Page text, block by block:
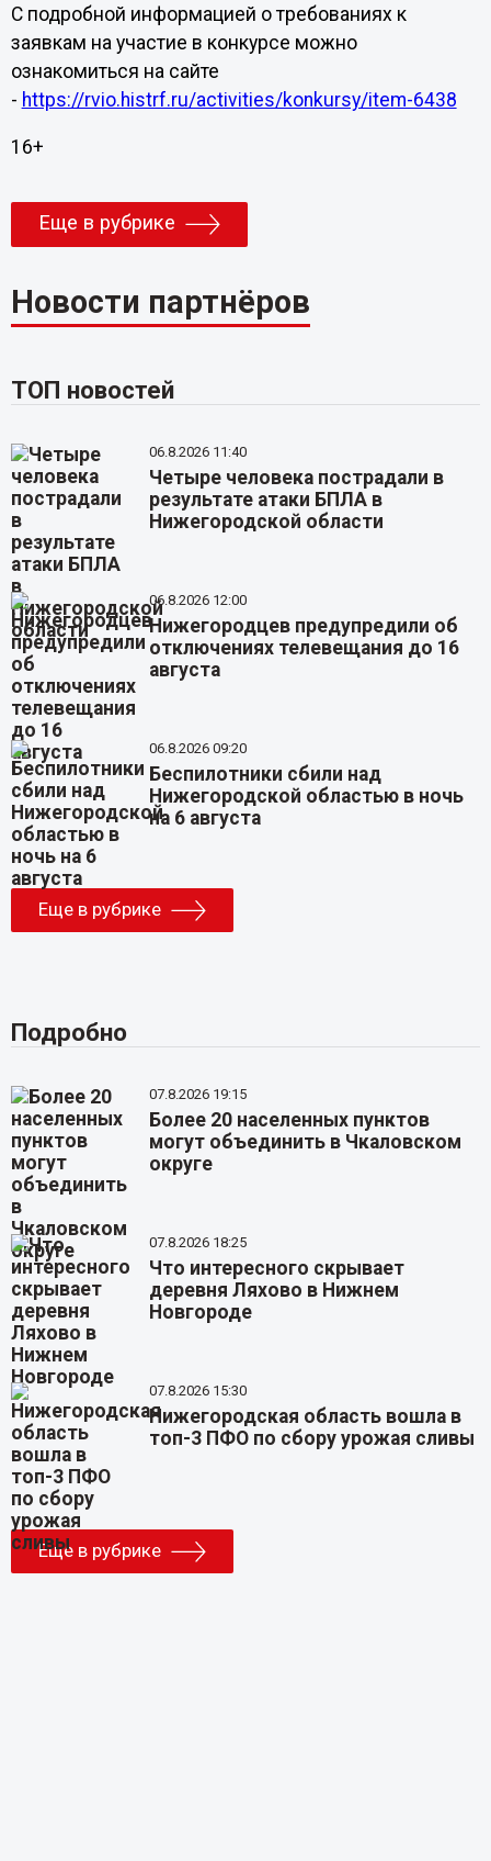
С подробной информацией о требованиях к
заявкам на участие в конкурсе можно
ознакомиться на сайте
- https://rvio.histrf.ru/activities/konkursy/item-6438
16+
Еще в рубрике
Новости партнёров
ТОП новостей
06.8.2026 11:40
Четыре человека пострадали в
результате атаки БПЛА в
Нижегородской области
06.8.2026 12:00
Нижегородцев предупредили об
отключениях телевещания до 16
августа
06.8.2026 09:20
Беспилотники сбили над
Нижегородской областью в ночь
на 6 августа
Еще в рубрике
Подробно
07.8.2026 19:15
Более 20 населенных пунктов
могут объединить в Чкаловском
округе
07.8.2026 18:25
Что интересного скрывает
деревня Ляхово в Нижнем
Новгороде
07.8.2026 15:30
Нижегородская область вошла в
топ-3 ПФО по сбору урожая сливы
Еще в рубрике